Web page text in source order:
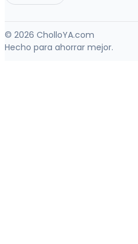
© 2026 CholloYA.com
Hecho para ahorrar mejor.